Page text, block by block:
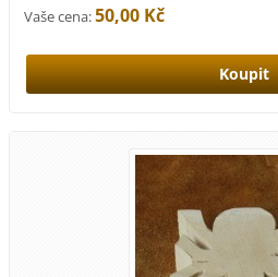
Vaše cena:50,00 Kč